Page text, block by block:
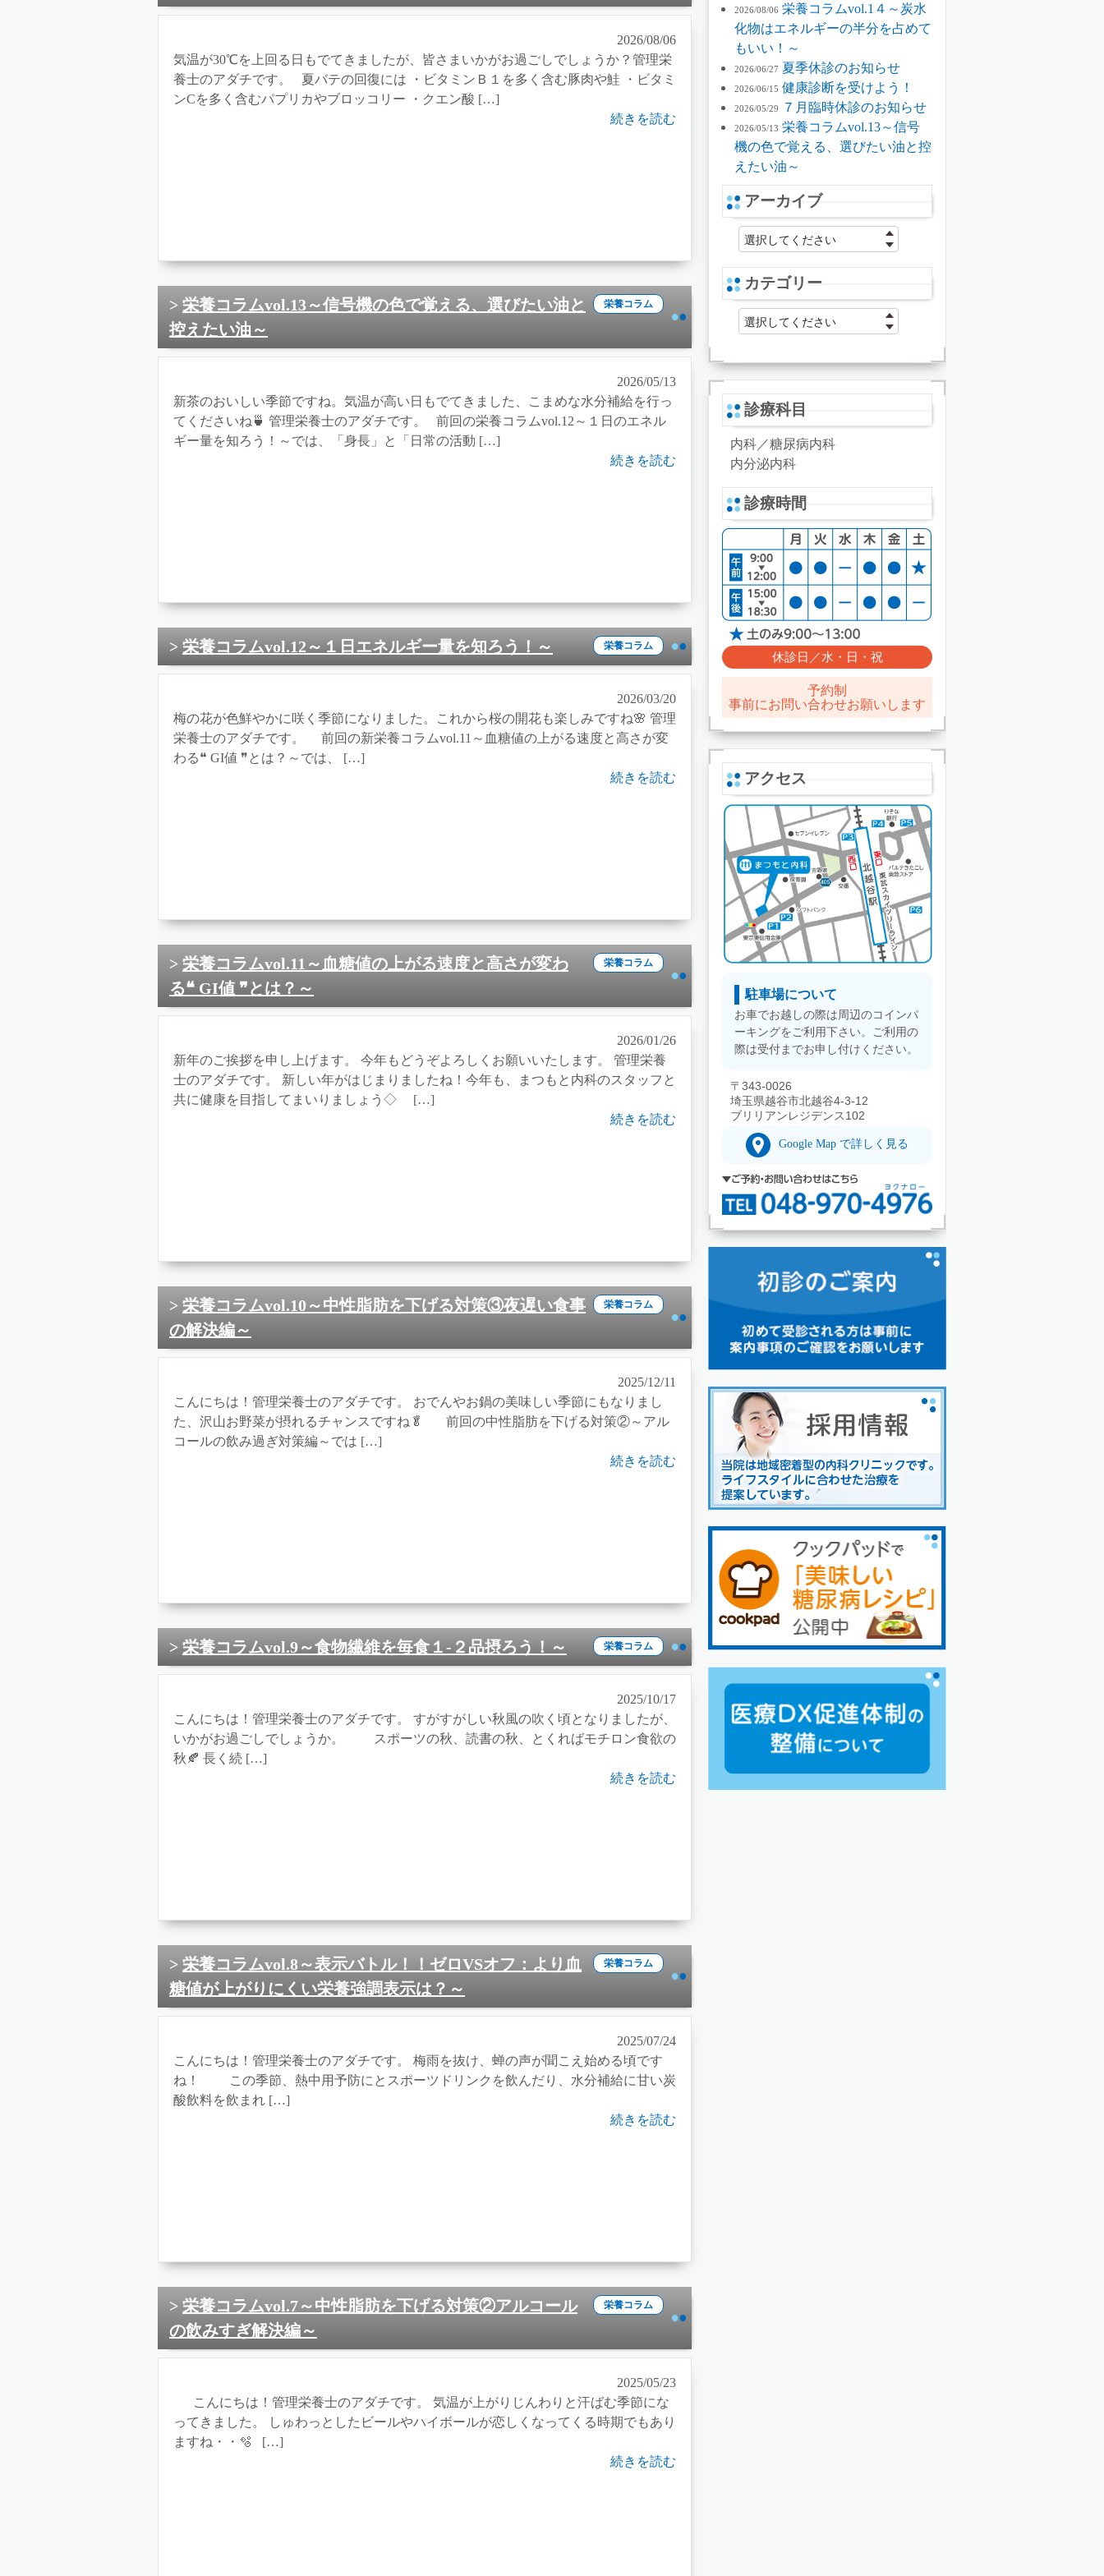
2026/08/06
気温が30℃を上回る日もでてきましたが、皆さまいかがお過ごしでしょうか？管理栄
養士のアダチです。 夏バテの回復には ・ビタミンＢ１を多く含む豚肉や鮭 ・ビタミ
ンCを多く含むパプリカやブロッコリー ・クエン酸 […]
続きを読む
栄養コラム
栄養コラムvol.13～信号機の色で覚える、選びたい油と
控えたい油～
2026/05/13
新茶のおいしい季節ですね。気温が高い日もでてきました、こまめな水分補給を行っ
てくださいね🍵 管理栄養士のアダチです。 前回の栄養コラムvol.12～１日のエネル
ギー量を知ろう！～では、「身長」と「日常の活動 […]
続きを読む
栄養コラム
栄養コラムvol.12～１日エネルギー量を知ろう！～
2026/03/20
梅の花が色鮮やかに咲く季節になりました。これから桜の開花も楽しみですね🌸 管理
栄養士のアダチです。 前回の新栄養コラムvol.11～血糖値の上がる速度と高さが変
わる❝ GI値 ❞とは？～では、 […]
続きを読む
栄養コラム
栄養コラムvol.11～血糖値の上がる速度と高さが変わ
る❝ GI値 ❞とは？～
2026/01/26
新年のご挨拶を申し上げます。 今年もどうぞよろしくお願いいたします。 管理栄養
士のアダチです。 新しい年がはじまりましたね！今年も、まつもと内科のスタッフと
共に健康を目指してまいりましょう◇ […]
続きを読む
栄養コラム
栄養コラムvol.10～中性脂肪を下げる対策③夜遅い食事
の解決編～
2025/12/11
こんにちは！管理栄養士のアダチです。 おでんやお鍋の美味しい季節にもなりまし
た、沢山お野菜が摂れるチャンスですね🥬 前回の中性脂肪を下げる対策②～アル
コールの飲み過ぎ対策編～では […]
続きを読む
栄養コラム
栄養コラムvol.9～食物繊維を毎食１-２品摂ろう！～
2025/10/17
こんにちは！管理栄養士のアダチです。 すがすがしい秋風の吹く頃となりましたが、
いかがお過ごしでしょうか。 スポーツの秋、読書の秋、とくればモチロン食欲の
秋🍂 長く続 […]
続きを読む
栄養コラム
栄養コラムvol.8～表示バトル！！ゼロVSオフ：より血
糖値が上がりにくい栄養強調表示は？～
2025/07/24
こんにちは！管理栄養士のアダチです。 梅雨を抜け、蝉の声が聞こえ始める頃です
ね！ この季節、熱中用予防にとスポーツドリンクを飲んだり、水分補給に甘い炭
酸飲料を飲まれ […]
続きを読む
栄養コラム
栄養コラムvol.7～中性脂肪を下げる対策②アルコール
の飲みすぎ解決編～
2025/05/23
こんにちは！管理栄養士のアダチです。 気温が上がりじんわりと汗ばむ季節にな
ってきました。 しゅわっとしたビールやハイボールが恋しくなってくる時期でもあり
ますね・・🫧 […]
続きを読む
2026/08/06 栄養コラムvol.1４～炭水
化物はエネルギーの半分を占めて
もいい！～
2026/06/27 夏季休診のお知らせ
2026/06/15 健康診断を受けよう！
2026/05/29 ７月臨時休診のお知らせ
2026/05/13 栄養コラムvol.13～信号
機の色で覚える、選びたい油と控
えたい油～
アーカイブ
選択してください
カテゴリー
選択してください
診療科目
内科／糖尿病内科
内分泌内科
診療時間
休診日／水・日・祝
予約制
事前にお問い合わせお願いします
アクセス
駐車場について
お車でお越しの際は周辺のコインパ
ーキングをご利用下さい。ご利用の
際は受付までお申し付けください。
〒343-0026
埼玉県越谷市北越谷4-3-12
ブリリアンレジデンス102
Google Map で詳しく見る